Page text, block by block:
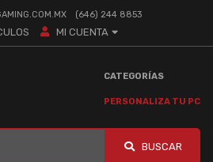
(646) 244 8853
MI CUENTA
CATEGORÍAS
PERSONALIZA TU PC
BUSCAR